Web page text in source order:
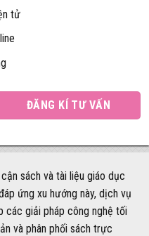
tử
ĐĂNG KÍ TƯ VẤN
sách và tài liệu giáo dục
ứng xu hướng này, dịch vụ
giải pháp công nghệ tối
và phân phối sách trực